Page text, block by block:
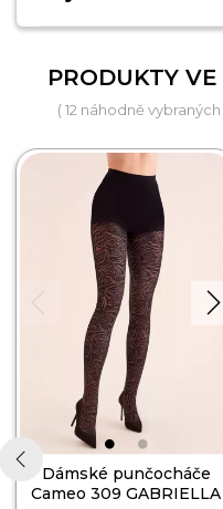
PRODUKTY
( 12 náhodně
Dámské punčocháče
Cameo 309 GABRIELLA